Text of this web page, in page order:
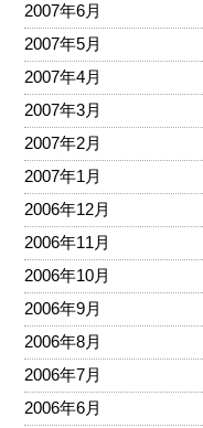
2007年6月
2007年5月
2007年4月
2007年3月
2007年2月
2007年1月
2006年12月
2006年11月
2006年10月
2006年9月
2006年8月
2006年7月
2006年6月